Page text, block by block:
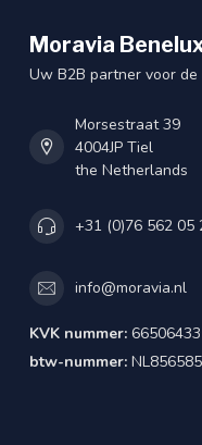
Moravia
Uw B2B partner voor de
Morsestraat 39
4004JP Tiel
the Netherlands
+31 (0)76 562 05
info@moravia.nl
KVK nummer: 66506433
btw-nummer: